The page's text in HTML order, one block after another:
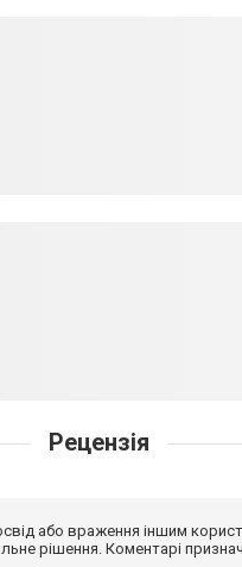
Рецензія
або враження іншим
рішення. Коментарі